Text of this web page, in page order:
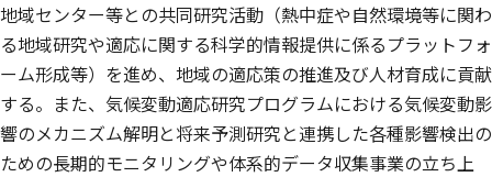
地域センター等との共同研究活動（熱中症や自然環境等に関わ
る地域研究や適応に関する科学的情報提供に係るプラットフォ
ーム形成等）を進め、地域の適応策の推進及び人材育成に貢献
する。また、気候変動適応研究プログラムにおける気候変動影
響のメカニズム解明と将来予測研究と連携した各種影響検出の
ための長期的モニタリングや体系的データ収集事業の立ち上